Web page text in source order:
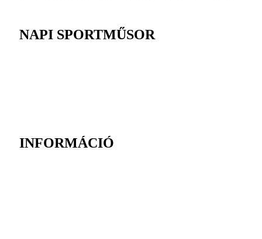
NAPI SPORTMŰSOR
INFORMÁCIÓ